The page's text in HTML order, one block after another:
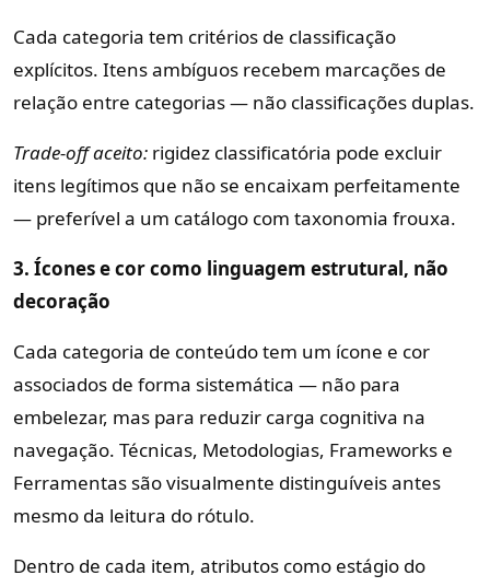
Cada categoria tem critérios de classificação
explícitos. Itens ambíguos recebem marcações de
relação entre categorias — não classificações duplas.
Trade-off aceito: rigidez classificatória pode excluir
itens legítimos que não se encaixam perfeitamente
— preferível a um catálogo com taxonomia frouxa.
3. Ícones e cor como linguagem estrutural, não
decoração
Cada categoria de conteúdo tem um ícone e cor
associados de forma sistemática — não para
embelezar, mas para reduzir carga cognitiva na
navegação. Técnicas, Metodologias, Frameworks e
Ferramentas são visualmente distinguíveis antes
mesmo da leitura do rótulo.
Dentro de cada item, atributos como estágio do